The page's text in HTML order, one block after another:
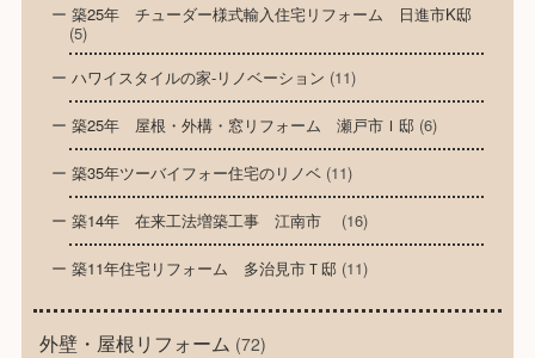
築25年 チューダー様式輸入住宅リフォーム 日進市K邸
(5)
ハワイスタイルの家-リノベーション (11)
築25年 屋根・外構・窓リフォーム 瀬戸市Ｉ邸(6)
築35年ツーバイフォー住宅のリノベ(11)
築14年 在来工法増築工事 江南市 (16)
築11年住宅リフォーム 多治見市Ｔ邸(11)
外壁・屋根リフォーム (72)